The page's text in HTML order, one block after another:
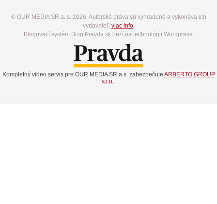
© OUR MEDIA SR a. s. 2026. Autorské práva sú vyhradené a vykonáva ich
vydavateľ, viac info.
Blogovací systém Blog.Pravda.sk beží na technológií Wordpress.
Kompletný video servis pre OUR MEDIA SR a.s. zabezpečuje ARBERTO GROUP
s.r.o.